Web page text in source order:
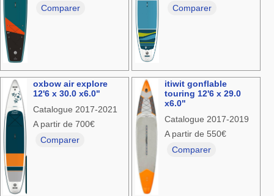
Comparer
Comparer
oxbow air explore
12'6 x 30.0 x6.0"
Catalogue 2017-2021
A partir de 700€
Comparer
itiwit gonflable
touring 12'6 x 29.0
x6.0"
Catalogue 2017-2019
A partir de 550€
Comparer